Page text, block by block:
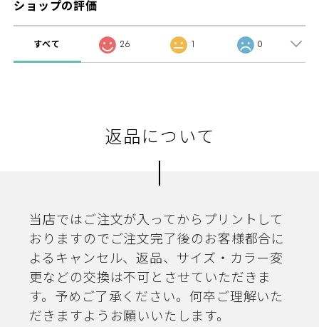
ショップの評価
すべて 26 1 0
返品について
当店ではご注文が入ってからプリントして
おりますのでご注文完了後のお客様都合に
よるキャンセル、返品、サイズ・カラー変
更などの交換は不可とさせていただきま
す。予めご了承ください。何卒ご理解いた
だきますようお願いいたします。